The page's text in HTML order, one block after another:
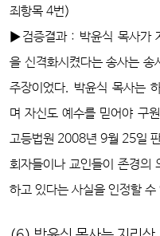
죄항목 4번)
▶검증결과 : 박윤식 목사가
을 신격화시켰다는 송사는 송
주장이었다. 박윤식 목사는
며 자신도 예수를 믿어야 구
고등법원 2008년 9월 25일
회자들이나 교인들이 존경의
하고 있다는 사실을 인정할